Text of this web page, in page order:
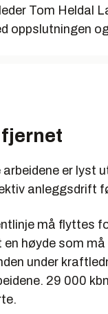
Tom Heldal
oppslutningen
fjernet
arbeidene er lyst
anleggsdrift
må flyttes
høyde som
under
29 000